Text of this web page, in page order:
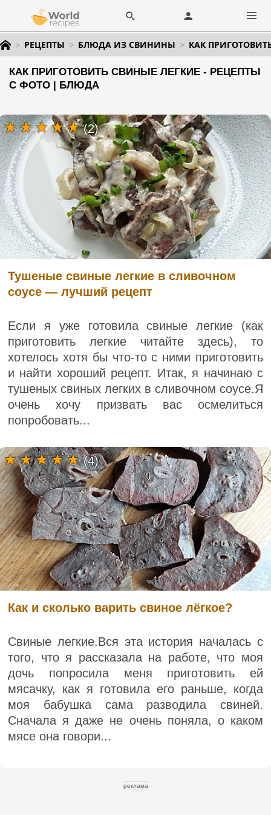
РЕЦЕПТЫ БЛЮДА ИЗ СВИНИНЫ КАК
КАК ПРИГОТОВИТЬ СВИНЫЕ ЛЕГКИЕ - РЕЦЕПТЫ
С ФОТО | БЛЮДА
Тушеные свиные легкие в сливочном
соусе — лучший рецепт
Если я уже готовила свиные легкие (как
приготовить легкие читайте здесь), то
хотелось хотя бы что-то с ними приготовить
и найти хороший рецепт. Итак, я начинаю с
тушеных свиных легких в сливочном соусе.Я
очень хочу призвать вас осмелиться
попробовать...
(2)
Как и сколько варить свиное лёгкое?
Свиные легкие.Вся эта история началась с
того, что я рассказала на работе, что моя
дочь попросила меня приготовить ей
мясачку, как я готовила его раньше, когда
моя бабушка сама разводила свиней.
Сначала я даже не очень поняла, о каком
мясе она говори...
(4)
реклама